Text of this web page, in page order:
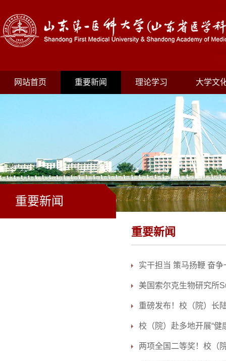
网站首页 重要新闻 理论学习 大学文
重要新闻
重要新闻
实干担当 策马扬鞭 奋
美国索尔克生物研究所
重磅发布！校（院）长
校（院）赴多地开展“健
两项全国二等奖！校（